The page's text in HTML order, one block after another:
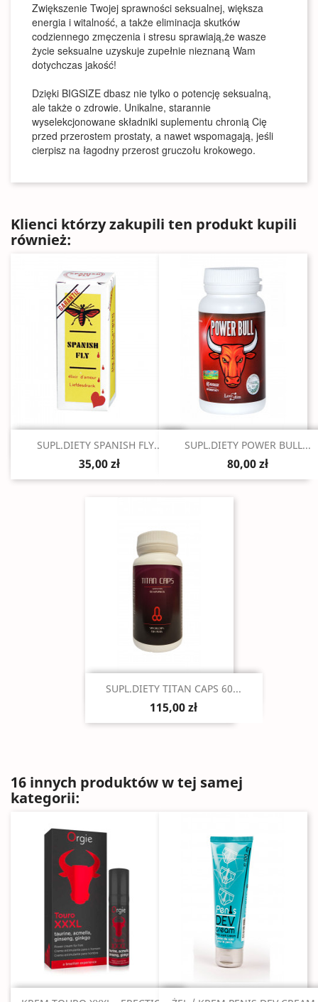
Zwiększenie Twojej sprawności seksualnej, większa
energia i witalność, a także eliminacja skutków
codziennego zmęczenia i stresu sprawiają,że wasze
życie seksualne uzyskuje zupełnie nieznaną Wam
dotychczas jakość!
Dzięki BIGSIZE dbasz nie tylko o potencję seksualną,
ale także o zdrowie. Unikalne, starannie
wyselekcjonowane składniki suplementu chronią Cię
przed przerostem prostaty, a nawet wspomagają, jeśli
cierpisz na łagodny przerost gruczołu krokowego.
Klienci którzy zakupili ten produkt kupili
również:
Szybki podgląd
SUPL.DIETY SPANISH FLY...
35,00 zł
Szybki podgląd
SUPL.DIETY POWER BULL...
80,00 zł
Szybki podgląd
SUPL.DIETY TITAN CAPS 60...
115,00 zł
16 innych produktów w tej samej
kategorii: